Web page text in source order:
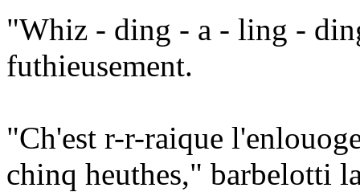
"Whiz - ding - a - ling -
futhieusement.
"Ch'est r-r-raique
chinq heuthes," barbelotti